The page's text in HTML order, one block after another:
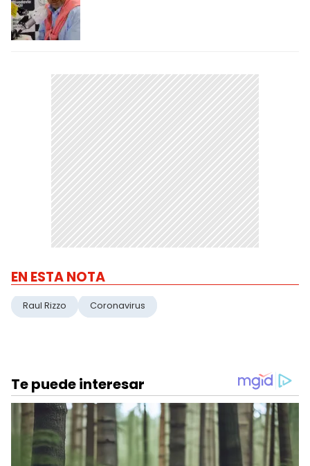
EN ESTA NOTA
Raul Rizzo Coronavirus